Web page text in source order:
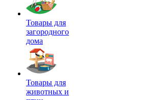
Товары для
загородного
дома
Товары для
животных и